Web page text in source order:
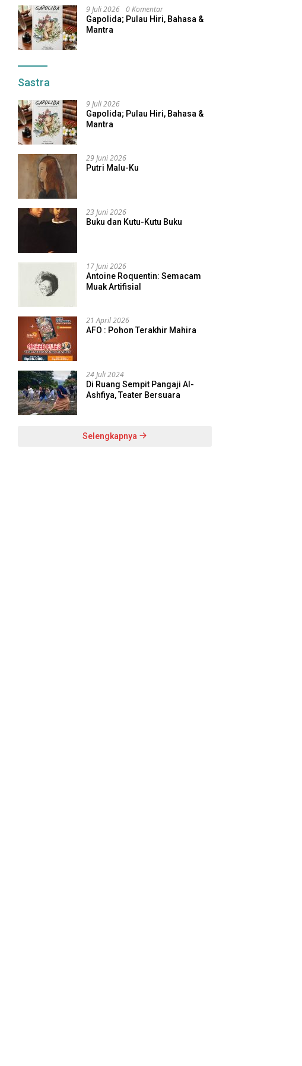
9 Juli 2026 0 Komentar
Gapolida; Pulau Hiri, Bahasa &
Mantra
Sastra
9 Juli 2026
Gapolida; Pulau Hiri, Bahasa &
Mantra
29 Juni 2026
Putri Malu-Ku
23 Juni 2026
Buku dan Kutu-Kutu Buku
17 Juni 2026
Antoine Roquentin: Semacam
Muak Artifisial
21 April 2026
AFO : Pohon Terakhir Mahira
24 Juli 2024
Di Ruang Sempit Pangaji Al-
Ashfiya, Teater Bersuara
Selengkapnya